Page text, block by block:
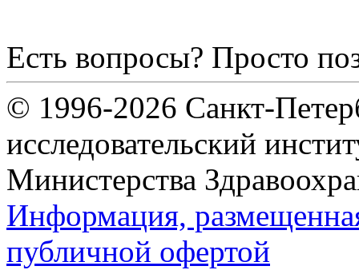
Есть вопросы? Просто
© 1996-2026 Санкт-
исследовательский
Министерства
Информация,
публичной офертой